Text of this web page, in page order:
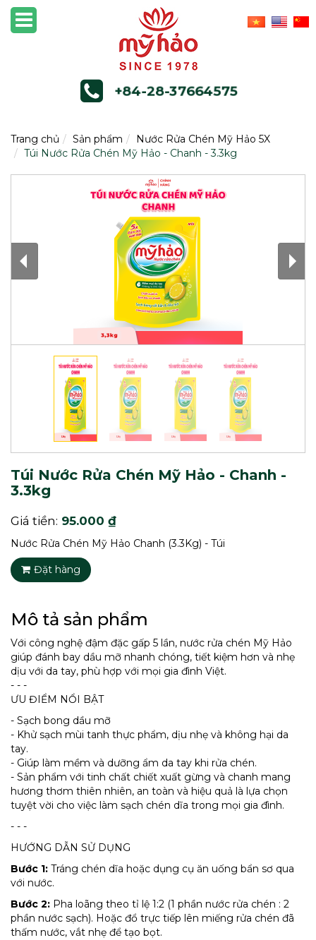
+84-28-37664575
Trang chủ Sản phẩm
Nước Rửa Chén Mỹ Hảo 5X
Túi Nước Rửa Chén Mỹ Hảo - Chanh - 3.3kg
Túi Nước Rửa Chén Mỹ Hảo - Chanh -
3.3kg
Giá tiền: 95.000 ₫
Nước Rửa Chén Mỹ Hảo Chanh (3.3Kg) - Túi
Đặt hàng
Mô tả sản phẩm
Với công nghệ đậm đặc gấp 5 lần, nước rửa chén Mỹ Hảo
giúp đánh bay dầu mỡ nhanh chóng, tiết kiệm hơn và nhẹ
dịu với da tay, phù hợp với mọi gia đình Việt.
- - -
ƯU ĐIỂM NỔI BẬT
- Sạch bong dầu mỡ
- Khử sạch mùi tanh thực phẩm, dịu nhẹ và không hại da
tay.
- Giúp làm mềm và dưỡng ẩm da tay khi rửa chén.
- Sản phẩm với tinh chất chiết xuất gừng và chanh mang
hương thơm thiên nhiên, an toàn và hiệu quả là lựa chọn
tuyệt vời cho việc làm sạch chén dĩa trong mọi gia đình.
- - -
HƯỚNG DẪN SỬ DỤNG
Bước 1: Tráng chén dĩa hoặc dụng cụ ăn uống bẩn sơ qua
với nước.
Bước 2: Pha loãng theo tỉ lệ 1:2 (1 phần nước rửa chén : 2
phần nước sạch). Hoặc đổ trực tiếp lên miếng rửa chén đã
thấm nước, vắt nhẹ để tạo bọt.